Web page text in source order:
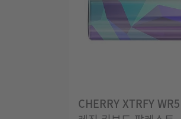
CHERRY XTRFY